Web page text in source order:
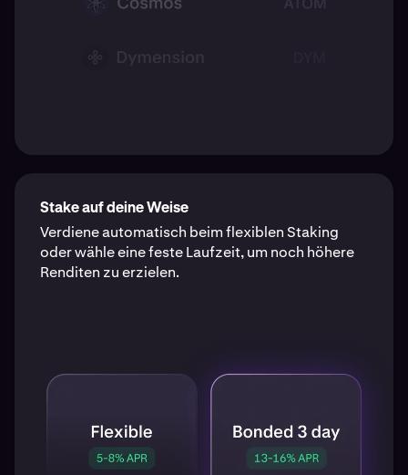
Stake auf deine Weise
Verdiene automatisch beim flexiblen Staking
oder wähle eine feste Laufzeit, um noch höhere
Renditen zu erzielen.